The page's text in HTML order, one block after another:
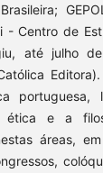
- Centro de
até julho
portuguesa,
e a
áreas,